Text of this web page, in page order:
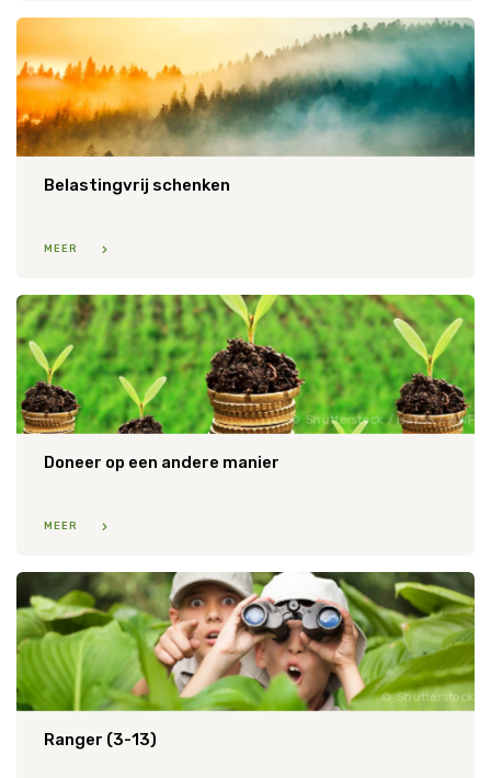
Belastingvrij schenken
MEER
Shutterstock / isak55 / WWF
Doneer op een andere manier
MEER
Shutterstock
Ranger (3-13)